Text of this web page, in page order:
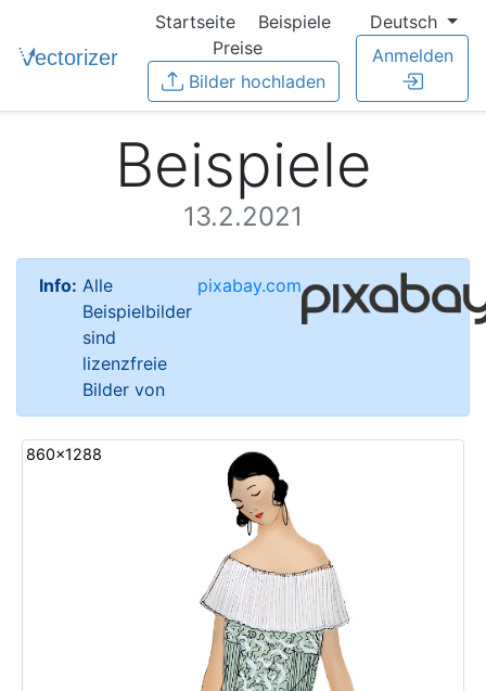
Startseite
Beispiele
Preise
Bilder hochladen
Deutsch
Anmelden
Beispiele
13.2.2021
Info: Alle
Beispielbilder
sind
lizenzfreie
Bilder von
pixabay.com
860x1288